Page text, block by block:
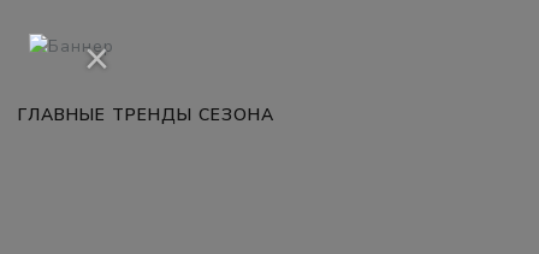
ГЛАВНЫЕ ТРЕНДЫ СЕЗОНА
×